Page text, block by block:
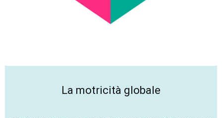
La motricità globale